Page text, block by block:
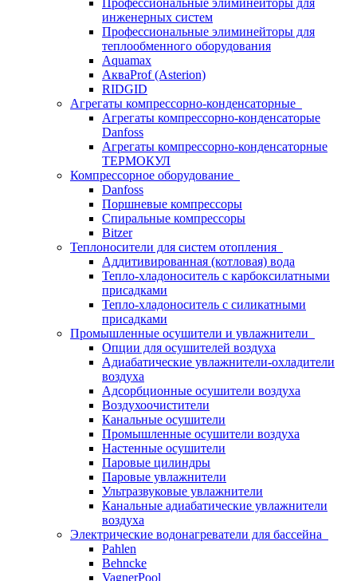
Профессиональные элиминейторы для
инженерных систем
Профессиональные элиминейторы для
теплообменного оборудования
Aquamax
АкваProf (Asterion)
RIDGID
Агрегаты компрессорно-конденсаторные
Агрегаты компрессорно-конденсаторые
Danfoss
Агрегаты компрессорно-конденсаторные
ТЕРМОКУЛ
Компрессорное оборудование
Danfoss
Поршневые компрессоры
Спиральные компрессоры
Bitzer
Теплоносители для систем отопления
Аддитивированная (котловая) вода
Тепло-хладоноситель с карбоксилатными
присадками
Тепло-хладоноситель с силикатными
присадками
Промышленные осушители и увлажнители
Опции для осушителей воздуха
Адиабатические увлажнители-охладители
воздуха
Адсорбционные осушители воздуха
Воздухоочистители
Канальные осушители
Промышленные осушители воздуха
Настенные осушители
Паровые цилиндры
Паровые увлажнители
Ультразвуковые увлажнители
Канальные адиабатические увлажнители
воздуха
Электрические водонагреватели для бассейна
Pahlen
Behncke
VagnerPool